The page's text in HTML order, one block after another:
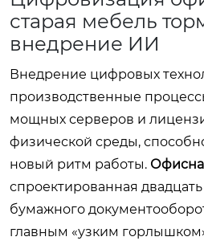
старая мебель
внедрение ИИ
Внедрение цифровых
производственные
мощных серверов и
физической среды,
новый ритм работы.
спроектированная двадцать
бумажного
главным «узким